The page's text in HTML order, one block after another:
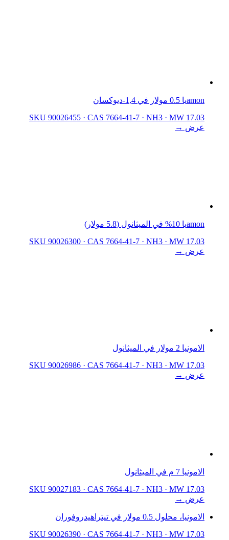
amonيا 0.5 مولار في 1,4-ديوكسان
SKU 90026455 · CAS 7664-41-7 · NH3 · MW 17.03
عرض →
amonيا 10% في الميثانول (5.8 مولار)
SKU 90026300 · CAS 7664-41-7 · NH3 · MW 17.03
عرض →
الامونيا 2 مولار في الميثانول
SKU 90026986 · CAS 7664-41-7 · NH3 · MW 17.03
عرض →
الامونيا 7 م في الميثانول
SKU 90027183 · CAS 7664-41-7 · NH3 · MW 17.03
عرض →
الامونيا، محلول 0.5 مولار في تيتراهيدروفوران
SKU 90026390 · CAS 7664-41-7 · NH3 · MW 17.03